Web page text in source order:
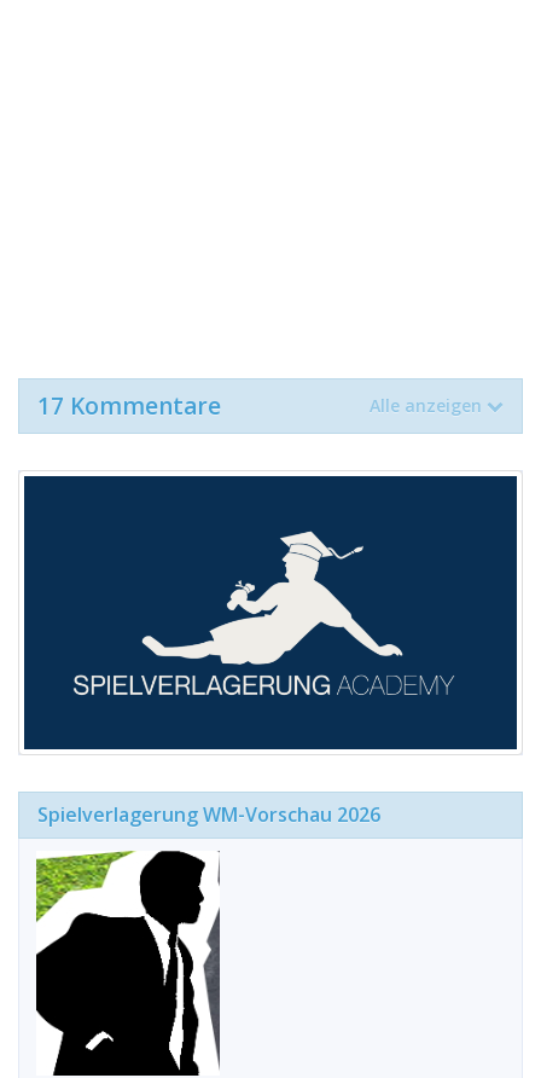
17 Kommentare Alle anzeigen
Spielverlagerung WM-Vorschau 2026